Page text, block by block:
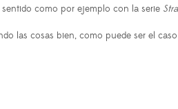
como por ejemplo con la serie
las cosas bien, como puede ser el